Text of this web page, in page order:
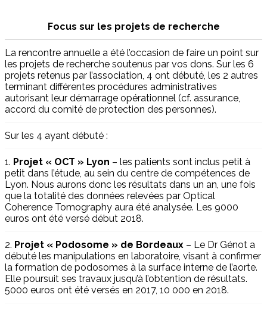
Focus sur les projets de recherche
La rencontre annuelle a été l’occasion de faire un point sur
les projets de recherche soutenus par vos dons. Sur les 6
projets retenus par l’association, 4 ont débuté, les 2 autres
terminant différentes procédures administratives
autorisant leur démarrage opérationnel (cf. assurance,
accord du comité de protection des personnes).
Sur les 4 ayant débuté :
1. Projet « OCT » Lyon – les patients sont inclus petit à
petit dans l’étude, au sein du centre de compétences de
Lyon. Nous aurons donc les résultats dans un an, une fois
que la totalité des données relevées par Optical
Coherence Tomography aura été analysée. Les 9000
euros ont été versé début 2018.
2. Projet « Podosome » de Bordeaux – Le Dr Génot a
débuté les manipulations en laboratoire, visant à confirmer
la formation de podosomes à la surface interne de l’aorte.
Elle poursuit ses travaux jusqu’à l’obtention de résultats.
5000 euros ont été versés en 2017, 10 000 en 2018.